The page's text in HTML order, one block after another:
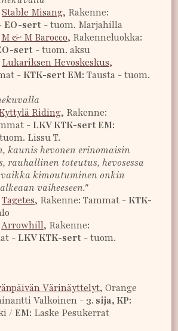
Stable Misang, Rakenne:
EO-sert - tuom. Marjahilla
M & M Barocco, Rakenneluokka:
sert - tuom. aksu
Lukariksen Hevoskeskus,
-KTK-sert EM: Tausta - tuom.
Riding, Rakenne:
-LKV KTK-sert EM:
Lissu T.
kaunis hevonen erinomaisin
rauhallinen toteutus, hevosessa
vaikka kimoutuminen onkin
vaiheeseen."
Tagetes, Rakenne: Tammat -KTK-
Arrowhill, Rakenne:
-LKV KTK-sert - tuom.
Värinäyttelyt, Orange
Valkoinen - 3. sija, KP:
/EM: Laske Pesukerrat